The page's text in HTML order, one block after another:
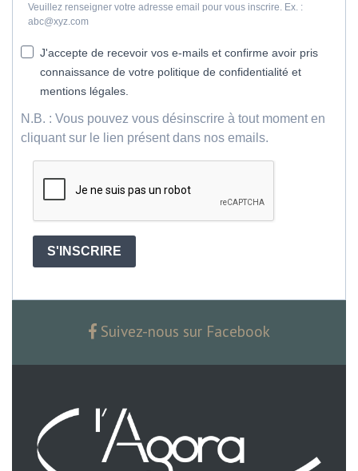
Veuillez renseigner votre adresse email pour vous inscrire. Ex. :
abc@xyz.com
J'accepte de recevoir vos e-mails et confirme avoir pris
connaissance de votre politique de confidentialité et
mentions légales.
N.B. : Vous pouvez vous désinscrire à tout moment en
cliquant sur le lien présent dans nos emails.
S'INSCRIRE
Suivez-nous sur Facebook